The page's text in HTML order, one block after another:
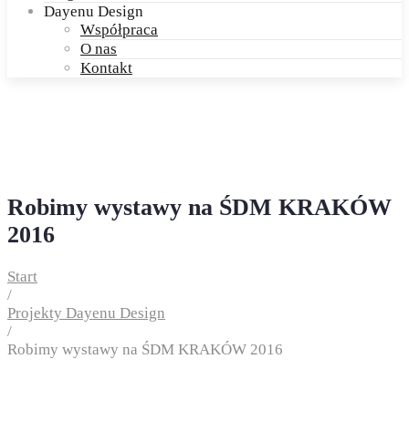
Dayenu Design
Współpraca
O nas
Kontakt
Robimy wystawy na ŚDM KRAKÓW
2016
Start
/
Projekty Dayenu Design
/
Robimy wystawy na ŚDM KRAKÓW 2016